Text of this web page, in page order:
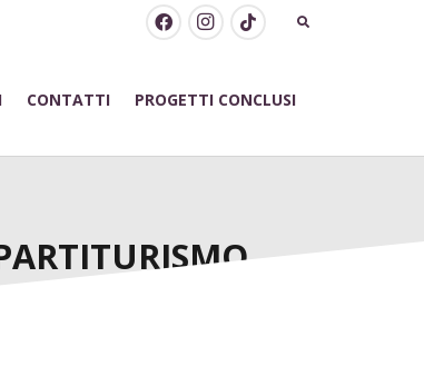
CONTATTI PROGETTI CONCLUSI